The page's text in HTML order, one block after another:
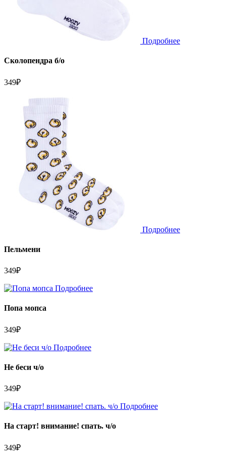
Подробнее
Сколопендра б/о
349₽
Подробнее
Пельмени
349₽
Подробнее
Попа мопса
349₽
Подробнее
Не беси ч/о
349₽
Подробнее
На старт! внимание! спать. ч/о
349₽